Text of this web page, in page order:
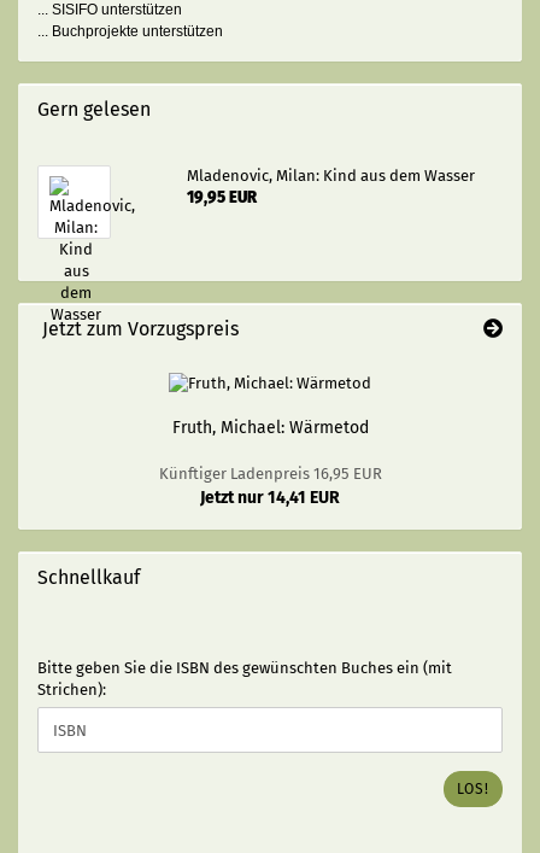
... SISIFO unterstützen
... Buchprojekte unterstützen
Gern gelesen
Mladenovic, Milan: Kind aus dem Wasser
19,95 EUR
Jetzt zum Vorzugspreis
Fruth, Michael: Wärmetod
Künftiger Ladenpreis 16,95 EUR
Jetzt nur 14,41 EUR
Schnellkauf
BITTE
GEBEN
SIE
DIE
ISBN
Bitte geben Sie die ISBN des gewünschten Buches ein (mit
Strichen):
LOS!